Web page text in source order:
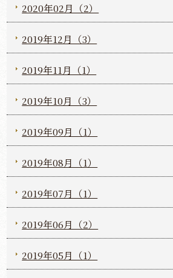
2020年02月（2）
2019年12月（3）
2019年11月（1）
2019年10月（3）
2019年09月（1）
2019年08月（1）
2019年07月（1）
2019年06月（2）
2019年05月（1）